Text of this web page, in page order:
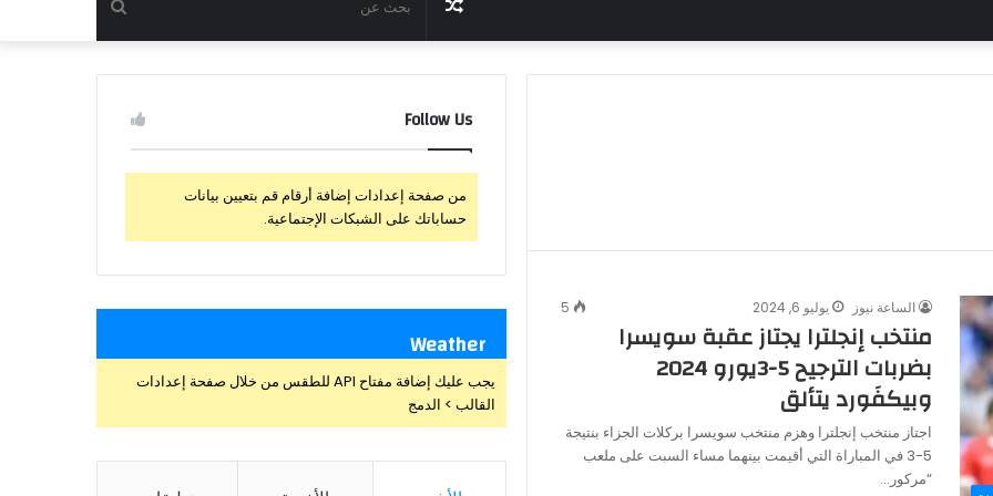
عن
مقال
عشوائي
الساعة نيوز يوليو 6, 2024 5
منتخب إنجلترا يجتاز عقبة سويسرا
بضربات الترجيح 5-3يورو 2024
وبيكفَورد يتألق
اجتاز منتخب إنجلترا وهزم منتخب سويسرا بركلات الجزاء بنتيجة
5-3 في المباراة التي أقيمت بينهما مساء السبت على ملعب
“مركور…
Follow Us
من صفحة إعدادات إضافة أرقام قم بتعيين بيانات
حساباتك على الشبكات الإجتماعية.
Weather
يجب عليك إضافة مفتاح API للطقس من خلال صفحة إعدادات
القالب > الدمج